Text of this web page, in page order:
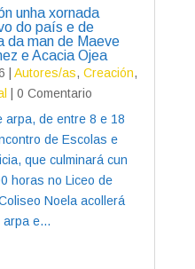
unha xornada
do país e de
da man de Maeve
e Acacia Ojea
Autores/as, Creación,
| 0 Comentario
arpa, de entre 8 e 18
de Escolas e
que culminará cun
horas no Liceo de
Noela acollerá
e...